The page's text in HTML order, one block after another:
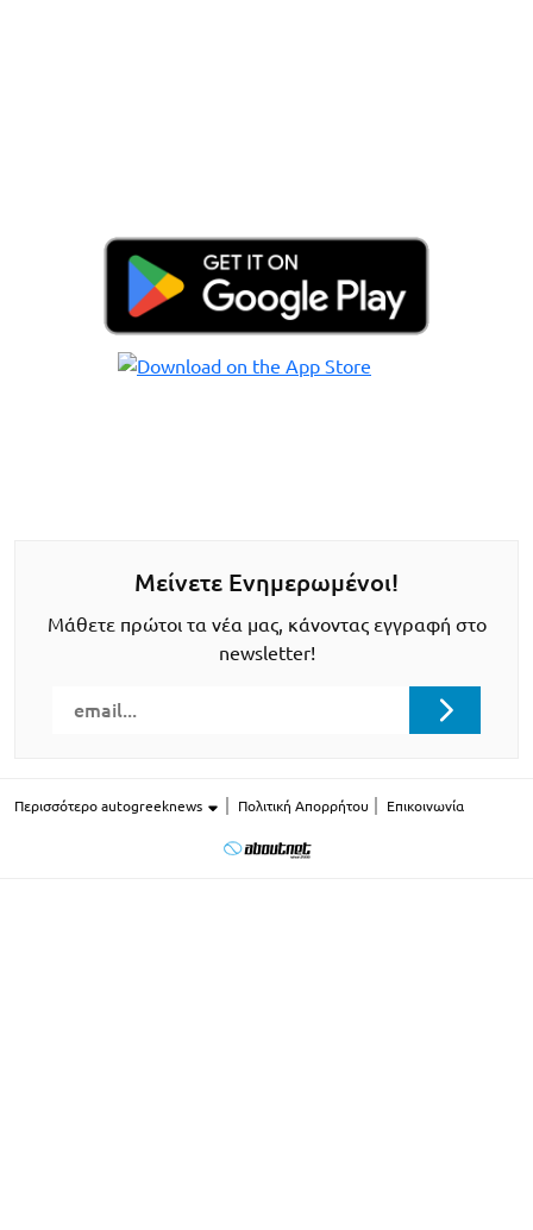
Μείνετε Ενημερωμένοι!
Μάθετε πρώτοι τα νέα μας, κάνοντας εγγραφή στο
newsletter!
Περισσότερο autogreeknews Πολιτική Απορρήτου Επικοινωνία